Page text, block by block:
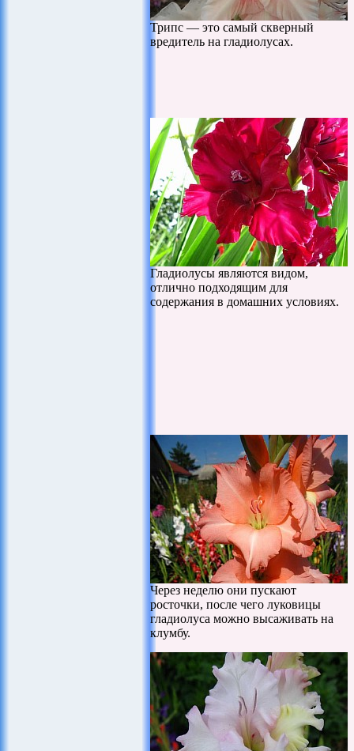
Трипс — это самый скверный
вредитель на гладиолусах.
Гладиолусы являются видом,
отлично подходящим для
содержания в домашних условиях.
Через неделю они пускают
росточки, после чего луковицы
гладиолуса можно высаживать на
клумбу.